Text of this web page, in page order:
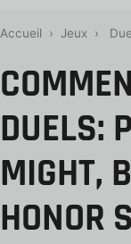
Accueil › Jeux ›
DUELS:
MIGHT,
HONOR